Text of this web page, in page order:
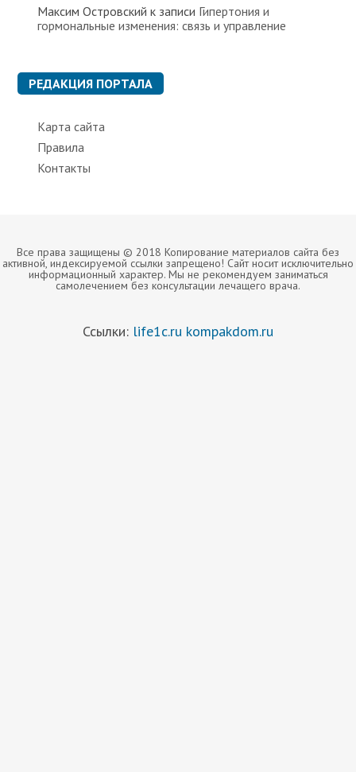
Максим Островский к записи Гипертония и
гормональные изменения: связь и управление
РЕДАКЦИЯ ПОРТАЛА
Карта сайта
Правила
Контакты
Все права защищены © 2018 Копирование материалов сайта без
активной, индексируемой ссылки запрещено! Сайт носит исключительно
информационный характер. Мы не рекомендуем заниматься
самолечением без консультации лечащего врача.
Ссылки: life1c.ru kompakdom.ru